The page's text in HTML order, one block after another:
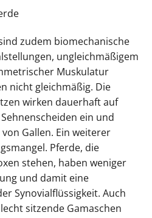
zudem biomechanische
ungleichmäßigem
Muskulatur
nicht gleichmäßig. Die
wirken dauerhaft auf
ein und
Gallen. Ein weiterer
Pferde, die
stehen, haben weniger
und damit eine
Synovialflüssigkeit. Auch
sitzende Gamaschen